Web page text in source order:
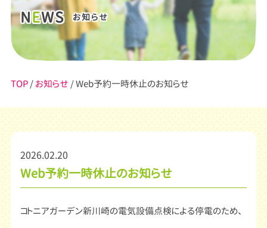
NEWS お知らせ
TOP/お知らせ / Web予約一時休止のお知らせ
2026.02.20
Web予約一時休止のお知らせ
コトニアガーデン新川崎の電気設備点検による停電のため、